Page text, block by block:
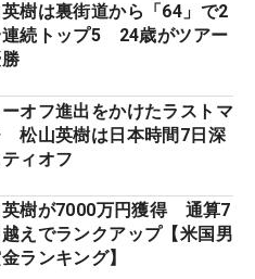
樹は裏街道から「64」で2
続トップ5 24歳がツアー
オフ進出をかけたラストマ
松山英樹は日本時間7日深
ィオフ
樹が7000万円獲得 通算7
えでランクアップ【米国男
ランキング】